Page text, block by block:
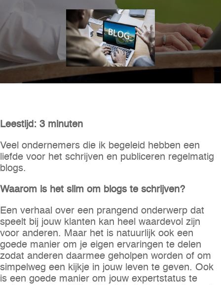
Leestijd: 3 minuten
Veel ondernemers die ik begeleid hebben een
liefde voor het schrijven en publiceren regelmatig
blogs.
Waarom is het slim om blogs te schrijven?
Een verhaal over een prangend onderwerp dat
speelt bij jouw klanten kan heel waardevol zijn
voor anderen. Maar het is natuurlijk ook een
goede manier om je eigen ervaringen te delen
zodat anderen daarmee geholpen worden of om
simpelweg een kijkje in jouw leven te geven. Ook
is een goede manier om jouw expertstatus te